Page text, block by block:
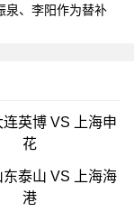
泉、李阳作为替补
连英博 VS 上海申
花
东泰山 VS 上海海
港